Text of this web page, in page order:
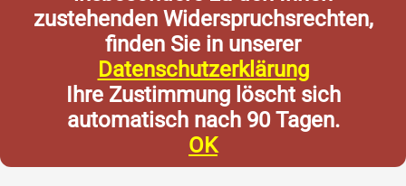
zustehenden Widerspruchsrechten,
finden Sie in unserer
Datenschutzerklärung
Ihre Zustimmung löscht sich
automatisch nach 90 Tagen.
OK